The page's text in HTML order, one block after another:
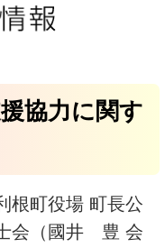
協力に関す
根町役場 町長公
会（國井 豊 会